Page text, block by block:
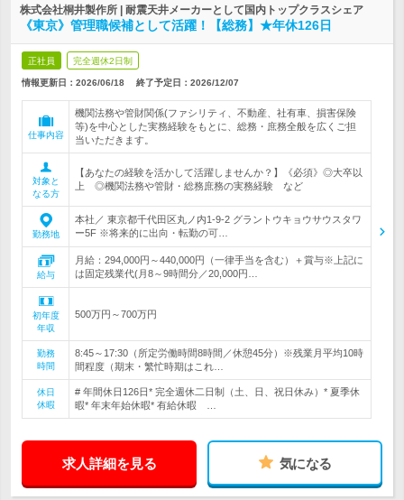
株式会社桐井製作所 | 耐震天井メーカーとして国内トップクラスシェア
《東京》管理職候補として活躍！【総務】★年休126日
正社員 完全週休2日制
情報更新日：2026/06/18 終了予定日： 2026/12/07
仕事内容
機関法務や管財関係(ファシリティ、不動産、社有車、損害保険
等)を中心とした実務経験をもとに、総務・庶務全般を広くご担
当いただきます。
対象と
なる方
【あなたの経験を活かして活躍しませんか？】《必須》◎大卒以
上 ◎機関法務や管財・総務庶務の実務経験 など
勤務地
本社／ 東京都千代田区丸ノ内1-9-2 グラントウキョウサウスタワ
ー5F ※将来的に出向・転勤の可…
給与
月給：294,000円～440,000円（一律手当を含む）＋賞与※上記に
は固定残業代(月8～9時間分／20,000円…
初年度
年収
500万円～700万円
勤務
時間
8:45～17:30（所定労働時間8時間／休憩45分）※残業月平均10時
間程度（期末・繁忙時期はこれ…
休日
休暇
# 年間休日126日* 完全週休二日制（土、日、祝日休み）* 夏季休
暇* 年末年始休暇* 有給休暇 …
求人詳細を見る 気になる